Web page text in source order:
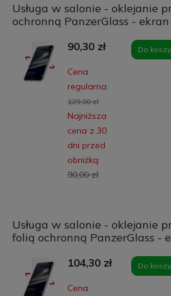
Usługa w salonie - oklejanie
ochronną PanzerGlass -
90,30 zł
Cena
regularna:
129,00 zł
Najniższa
cena z 30
dni przed
obniżką:
90,00 zł
Do
Usługa w salonie - oklejanie
folią ochronną PanzerGlass -
104,30 zł
Cena
Do